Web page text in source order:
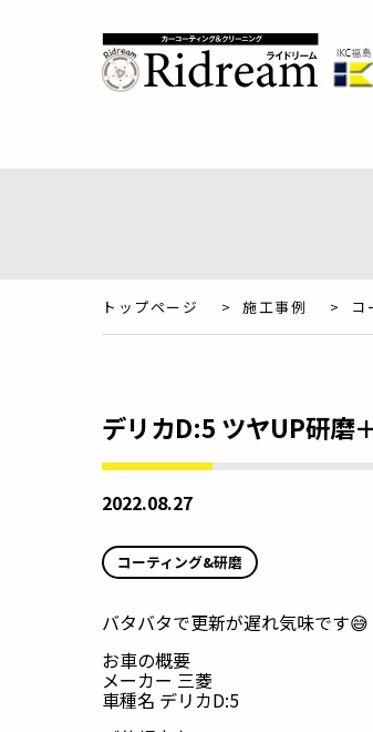
トップページ > 施工事例 > コ
デリカD:5 ツヤUP研磨
2022.08.27
コーティング&研磨
バタバタで更新が遅れ気味です😅
お車の概要
メーカー 三菱
車種名 デリカD:5